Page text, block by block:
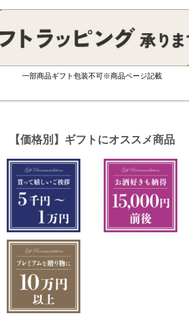
一部商品ギフト包装不可※商品ページ記載